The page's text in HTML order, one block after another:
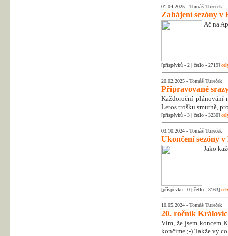
01.04.2025 - Tomáš Tureček
Zahájení sezóny v
Ač na
[příspěvků - 2 | četlo - 2719]
20.02.2025 - Tomáš Tureček
Připravované
Každoroční plánování
Letos trošku smutně,
[příspěvků - 3 | četlo - 3230]
03.10.2024 - Tomáš Tureček
Ukončení sezóny v
Jako
[příspěvků - 0 | četlo - 3163]
10.05.2024 - Tomáš Tureček
20. ročník
Vím, že jsem koncem
končíme ;-) Takže vy